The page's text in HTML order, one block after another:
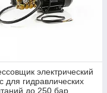
электрический
для гидравлических
до 250 бар